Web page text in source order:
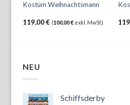
Kostüm Weihnachtsmann
119,00€ (100,00€ exkl. MwSt)
NEU
Schiffsderby